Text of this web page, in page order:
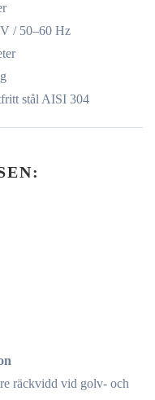
/ 50–60 Hz
stål AISI 304
räckvidd vid golv- och